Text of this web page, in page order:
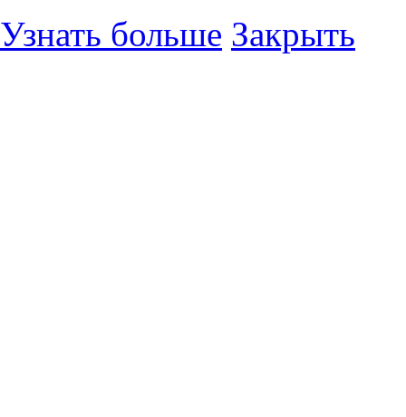
Узнать больше Закрыть